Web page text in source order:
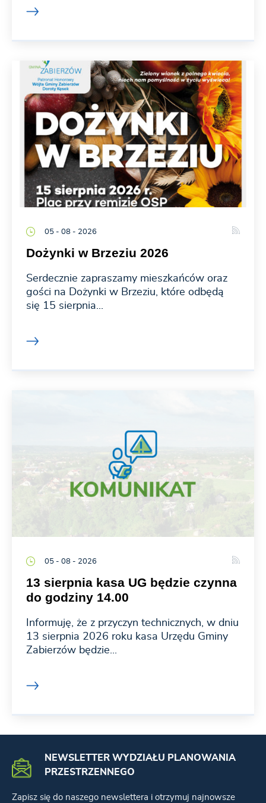
05 - 08 - 2026
Dożynki w Brzeziu 2026
Serdecznie zapraszamy mieszkańców oraz
gości na Dożynki w Brzeziu, które odbędą
się 15 sierpnia...
05 - 08 - 2026
13 sierpnia kasa UG będzie czynna
do godziny 14.00
Informuję, że z przyczyn technicznych, w dniu
13 sierpnia 2026 roku kasa Urzędu Gminy
Zabierzów będzie...
NEWSLETTER WYDZIAŁU PLANOWANIA
PRZESTRZENNEGO
Zapisz się do naszego newslettera i otrzymuj najnowsze